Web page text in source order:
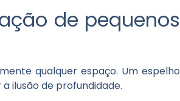
de pequenos
qualquer espaço. Um espelho
ilusão de profundidade.